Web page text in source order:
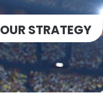
OUR STRATEGY